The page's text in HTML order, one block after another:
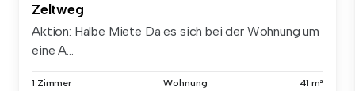
Zeltweg
Aktion: Halbe Miete Da es sich bei der Wohnung um
eine A...
1 Zimmer Wohnung 41 m²